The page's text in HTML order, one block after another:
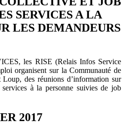
SERVICES A LA
LES DEMANDEURS
les RISE (Relais Infos Service
organisent sur la Communauté de
des réunions d’information sur
à la personne suivies de job
2017